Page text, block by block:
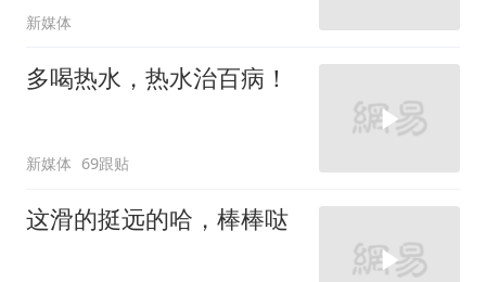
新媒体
多喝热水，热水治百病！
新媒体 69跟贴
这滑的挺远的哈，棒棒哒